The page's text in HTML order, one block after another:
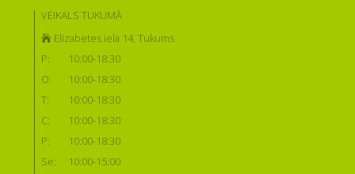
VEIKALS TUKUMĀ
Elizabetes iela 14, Tukums
P:
10:00-18:30
O:
10:00-18:30
T:
10:00-18:30
C:
10:00-18:30
P:
10:00-18:30
Se:
10:00-15:00